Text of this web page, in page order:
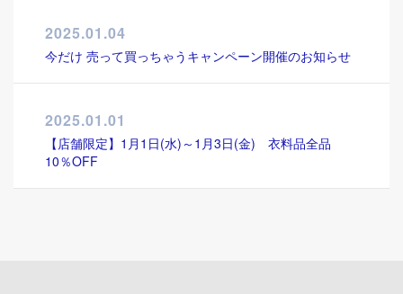
2025.01.04
今だけ 売って買っちゃうキャンペーン開催のお知らせ
2025.01.01
【店舗限定】1月1日(水)～1月3日(金) 衣料品全品
10％OFF